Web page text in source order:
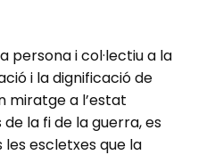
persona i col·lectiu a la
i la dignificació de
miratge a l’estat
la fi de la guerra, es
escletxes que la